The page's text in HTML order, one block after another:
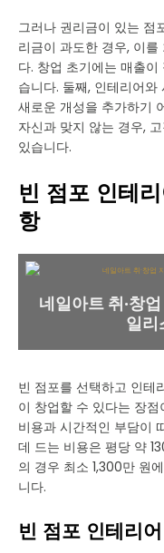
그러나 권리금이 있는 점
리금이 과도한 경우, 이
다. 창업 초기에는 매출
습니다. 둘째, 인테리어
새로운 개성을 추가하기
자신과 맞지 않는 경우,
있습니다.
빈 점포 인테
항
네일아트 취·창
일리
빈 점포를 선택하고 인테
이 창업할 수 있다는 장
비용과 시간적인 부담이
데 드는 비용은 평당 약
의 경우 최소 1,300만 원
니다.
빈 점포 인테리